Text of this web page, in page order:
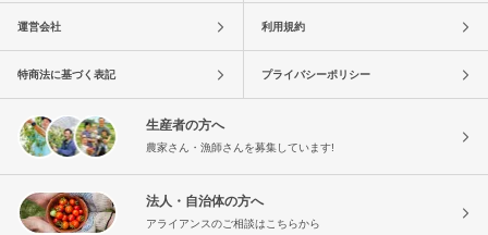
運営会社 利用規約
特商法に基づく表記 プライバシーポリシー
生産者の方へ
農家さん・漁師さんを募集しています!
法人・自治体の方へ
アライアンスのご相談はこちらから